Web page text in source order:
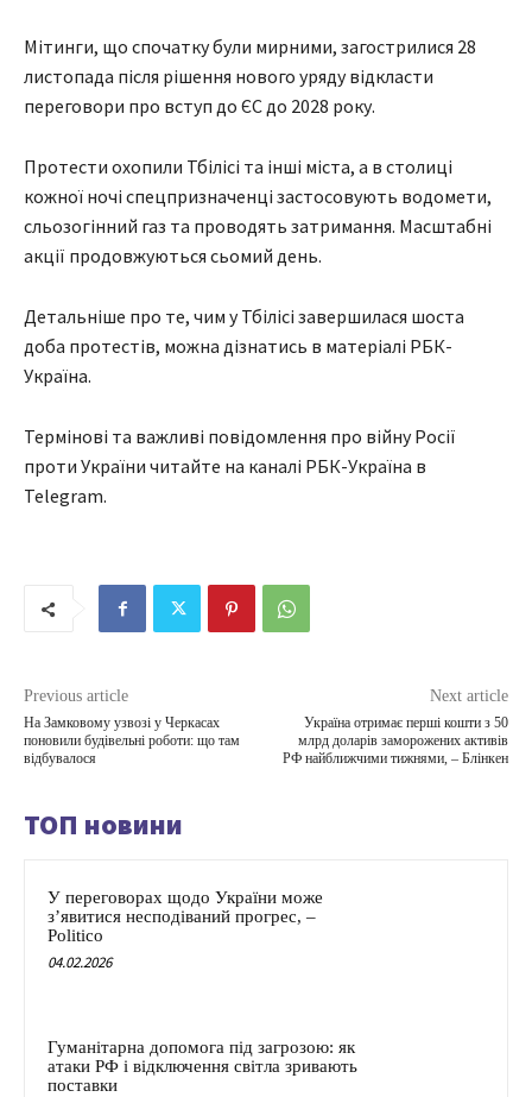
Мітинги, що спочатку були мирними, загострилися 28
листопада після рішення нового уряду відкласти
переговори про вступ до ЄС до 2028 року.
Протести охопили Тбілісі та інші міста, а в столиці
кожної ночі спецпризначенці застосовують водомети,
сльозогінний газ та проводять затримання. Масштабні
акції продовжуються сьомий день.
Детальніше про те, чим у Тбілісі завершилася шоста
доба протестів, можна дізнатись в матеріалі РБК-
Україна.
Термінові та важливі повідомлення про війну Росії
проти України читайте на каналі РБК-Україна в
Telegram.
Previous article
На Замковому узвозі у Черкасах
поновили будівельні роботи: що там
відбувалося
Next article
Україна отримає перші кошти з 50
млрд доларів заморожених активів
РФ найближчими тижнями, – Блінкен
ТОП новини
У переговорах щодо України може
з’явитися несподіваний прогрес, –
Politico
04.02.2026
Гуманітарна допомога під загрозою: як
атаки РФ і відключення світла зривають
поставки